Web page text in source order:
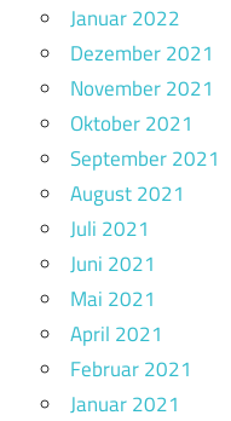
Januar 2022
Dezember 2021
November 2021
Oktober 2021
September 2021
August 2021
Juli 2021
Juni 2021
Mai 2021
April 2021
Februar 2021
Januar 2021